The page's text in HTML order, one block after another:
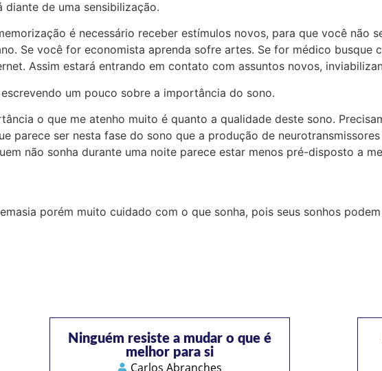
de uma sensibilização.
é necessário receber estímulos novos, para que você não
Se você for economista aprenda sofre artes. Se for médico
Assim estará entrando em contato com assuntos novos,
um pouco sobre a importância do sono.
o que me atenho muito é quanto a qualidade deste sono.
parece ser nesta fase do sono que a produção de
não sonha durante uma noite parece estar menos pré-disposto a
porém muito cuidado com o que sonha, pois seus sonhos
Ninguém resiste a mudar o que é
melhor para si
Carlos Abranches